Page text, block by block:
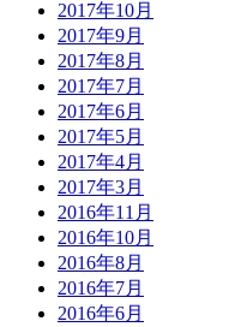
2017年10月
2017年9月
2017年8月
2017年7月
2017年6月
2017年5月
2017年4月
2017年3月
2016年11月
2016年10月
2016年8月
2016年7月
2016年6月